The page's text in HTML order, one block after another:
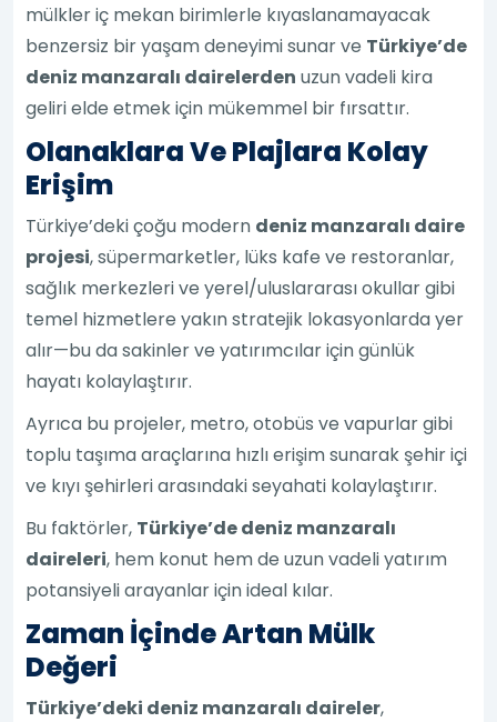
mülkler iç mekan birimlerle kıyaslanamayacak
benzersiz bir yaşam deneyimi sunar ve Türkiye’de
deniz manzaralı dairelerden uzun vadeli kira
geliri elde etmek için mükemmel bir fırsattır.
Olanaklara Ve Plajlara Kolay
Erişim
Türkiye’deki çoğu modern deniz manzaralı daire
projesi, süpermarketler, lüks kafe ve restoranlar,
sağlık merkezleri ve yerel/uluslararası okullar gibi
temel hizmetlere yakın stratejik lokasyonlarda yer
alır—bu da sakinler ve yatırımcılar için günlük
hayatı kolaylaştırır.
Ayrıca bu projeler, metro, otobüs ve vapurlar gibi
toplu taşıma araçlarına hızlı erişim sunarak şehir içi
ve kıyı şehirleri arasındaki seyahati kolaylaştırır.
Bu faktörler, Türkiye’de deniz manzaralı
daireleri, hem konut hem de uzun vadeli yatırım
potansiyeli arayanlar için ideal kılar.
Zaman İçinde Artan Mülk
Değeri
Türkiye’deki deniz manzaralı daireler,